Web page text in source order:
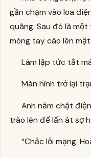
gần chạm vào loa
quãng. Sau đó là
móng tay cào lên mặt
Lâm lập tức tắt
Màn hình trở lại
Anh nắm chặt
trào lên để lấn át sợ
“Chắc lỗi mạng.